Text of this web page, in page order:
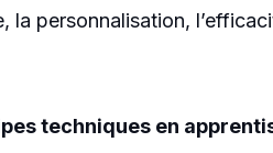
la personnalisation,
techniques en